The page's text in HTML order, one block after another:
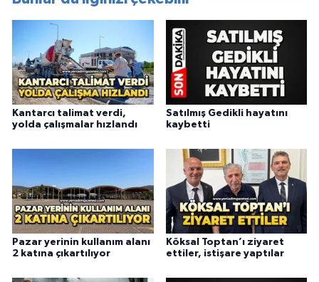
Kantarcı talimat verdi,
yolda çalışmalar hızlandı
Satılmış Gedikli hayatını
kaybetti
Pazar yerinin kullanım alanı
2 katına çıkartılıyor
Köksal Toptan’ı ziyaret
ettiler, istişare yaptılar